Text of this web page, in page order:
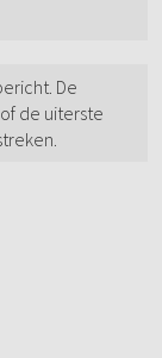
De
of de uiterste